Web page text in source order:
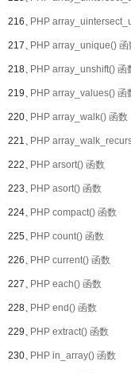
216、PHP
217、PHP array_unique() 函
218、PHP array_unshift() 函
219、PHP array_values() 函
220、PHP array_walk() 函数
221、PHP
222、PHP arsort() 函数
223、PHP asort() 函数
224、PHP compact() 函数
225、PHP count() 函数
226、PHP current() 函数
227、PHP each() 函数
228、PHP end() 函数
229、PHP extract() 函数
230、PHP in_array() 函数